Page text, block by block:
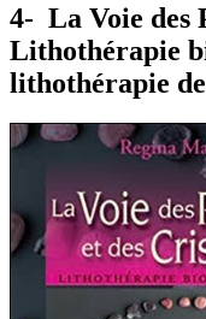
4- La Voie des
Lithothérapie
lithothérapie